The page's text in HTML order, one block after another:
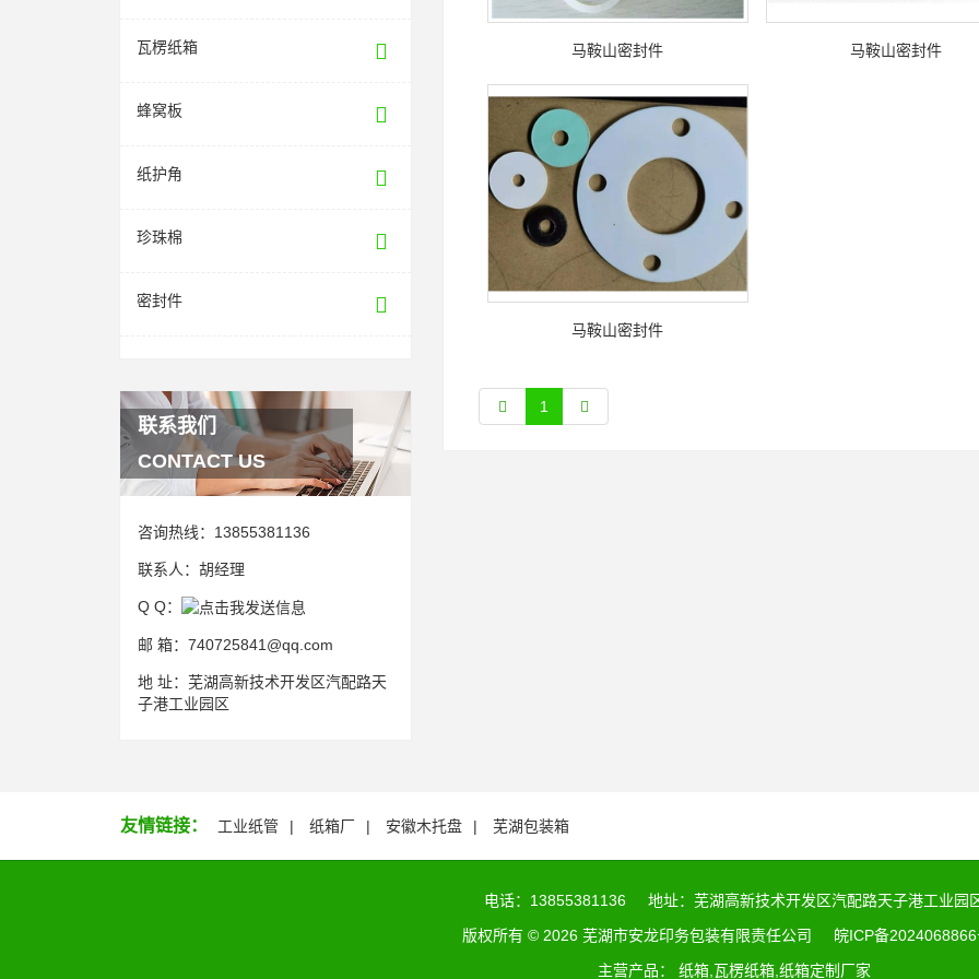
瓦楞纸箱
蜂窝板
纸护角
珍珠棉
密封件
联系我们
CONTACT US
咨询热线： 13855381136
联系人： 胡经理
Q Q：
邮 箱： 740725841@qq.com
地 址： 芜湖高新技术开发区汽配路天
子港工业园区
马鞍山密封件 马鞍山密封件
马鞍山密封件
1
友情链接： 工业纸管 纸箱厂 安徽木托盘 芜湖包装箱
电话：13855381136
地址：芜湖高新技术开发区汽配路天子港工业园
版权所有 © 2026 芜湖市安龙印务包装有限责任公司
皖ICP备
主营产品： 纸箱,瓦楞纸箱,纸箱定制厂家